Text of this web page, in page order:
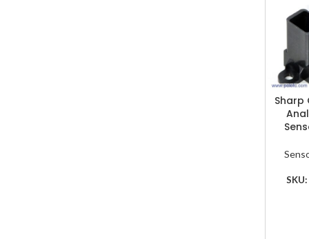
Sharp
SKU: